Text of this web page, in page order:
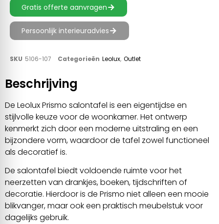
Gratis offerte aanvragen
Persoonlijk interieuradvies
SKU 5106-107 Categorieën Leolux, Outlet
Beschrijving
De Leolux Prismo salontafel is een eigentijdse en
stijlvolle keuze voor de woonkamer. Het ontwerp
kenmerkt zich door een moderne uitstraling en een
bijzondere vorm, waardoor de tafel zowel functioneel
als decoratief is.
De salontafel biedt voldoende ruimte voor het
neerzetten van drankjes, boeken, tijdschriften of
decoratie. Hierdoor is de Prismo niet alleen een mooie
blikvanger, maar ook een praktisch meubelstuk voor
dagelijks gebruik.